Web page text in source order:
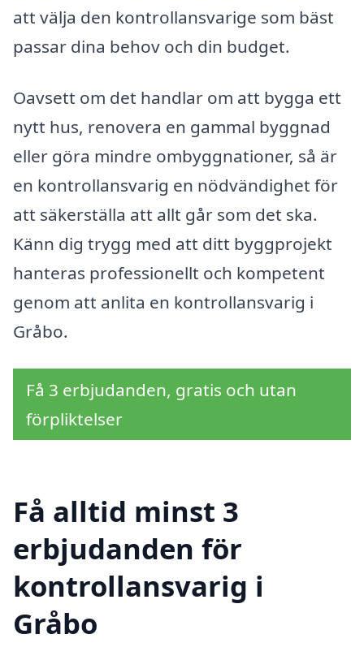
att välja den kontrollansvarige som bäst
passar dina behov och din budget.
Oavsett om det handlar om att bygga ett
nytt hus, renovera en gammal byggnad
eller göra mindre ombyggnationer, så är
en kontrollansvarig en nödvändighet för
att säkerställa att allt går som det ska.
Känn dig trygg med att ditt byggprojekt
hanteras professionellt och kompetent
genom att anlita en kontrollansvarig i
Gråbo.
Få 3 erbjudanden, gratis och utan
förpliktelser
Få alltid minst 3
erbjudanden för
kontrollansvarig i
Gråbo